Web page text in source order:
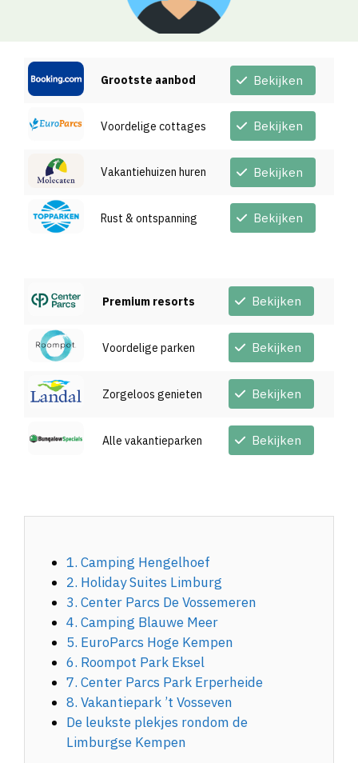
Grootste aanbod Bekijken
Voordelige cottages Bekijken
Vakantiehuizen huren Bekijken
Rust & ontspanning Bekijken
Premium resorts Bekijken
Voordelige parken Bekijken
Zorgeloos genieten Bekijken
Alle vakantieparken Bekijken
1. Camping Hengelhoef
2. Holiday Suites Limburg
3. Center Parcs De Vossemeren
4. Camping Blauwe Meer
5. EuroParcs Hoge Kempen
6. Roompot Park Eksel
7. Center Parcs Park Erperheide
8. Vakantiepark ’t Vosseven
De leukste plekjes rondom de
Limburgse Kempen